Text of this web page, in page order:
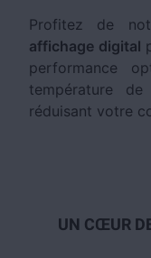
Profitez de
affichage digital
performance
température
réduisant votre
UN CŒUR